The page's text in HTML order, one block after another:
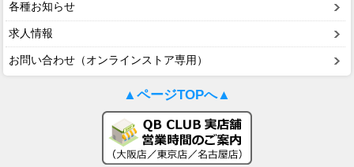
各種お知らせ
求人情報
お問い合わせ（オンラインストア専用）
▲ページTOPへ▲